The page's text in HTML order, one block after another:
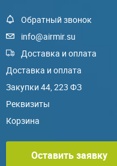
Обратный звонок
info@airmir.su
Доставка и оплата
Доставка и оплата
Закупки 44, 223 ФЗ
Реквизиты
Корзина
Оставить заявку